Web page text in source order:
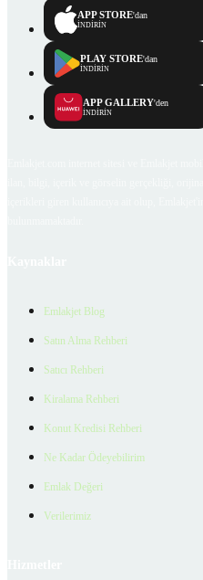
APP STORE'dan
İNDİRİN
PLAY STORE'dan
İNDİRİN
APP GALLERY'den
İNDİRİN
Emlakjet Blog
Satın Alma Rehberi
Satıcı Rehberi
Kiralama Rehberi
Konut Kredisi Rehberi
Ne Kadar Ödeyebilirim
Emlak Değeri
Verilerimiz